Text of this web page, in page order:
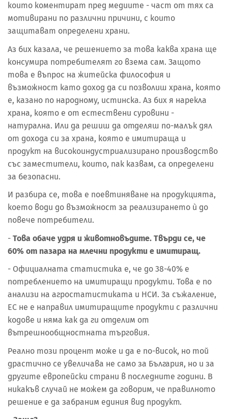
които коментират пред медиите - част от тях са
мотивирани по различни причини, с които
защитават определени храни.
Аз бих казала, че решението за това каква храна ще
консумира потребителят го взема сам. Защото
това е въпрос на житейска философия и
възможност като доход да си позволиш храна, която
е, казано по народному, истинска. Аз бих я нарекла
храна, която е от естествени суровини -
натурална. Или да решиш да отделяш по-малък дял
от дохода си за храна, която е имитираща и
продукт на високоиндустриализирано производство
със заместители, които, пак казвам, са определени
за безопасни.
И разбира се, това е поевтиняване на продукцията,
което води до възможност за реализирането ѝ до
повече потребители.
- Това обаче удря и животновъдите. Твърди се, че
60% от пазара на млечни продукти е имитиращ.
- Официалната статистика е, че до 38-40% е
потреблението на имитиращи продукти. Това е по
анализи на агростатистиката и НСИ. За съжаление,
ЕС не е направил имитиращите продукти с различни
кодове и няма как да ги отделим от
вътрешнообщностната търговия.
Реално този процент може и да е по-висок, но той
драстично се увеличава не само за България, но и за
другите европейски страни в последните години. В
никакъв случай не можем да говорим, че правилното
решение е да забраним единия вид продукт.